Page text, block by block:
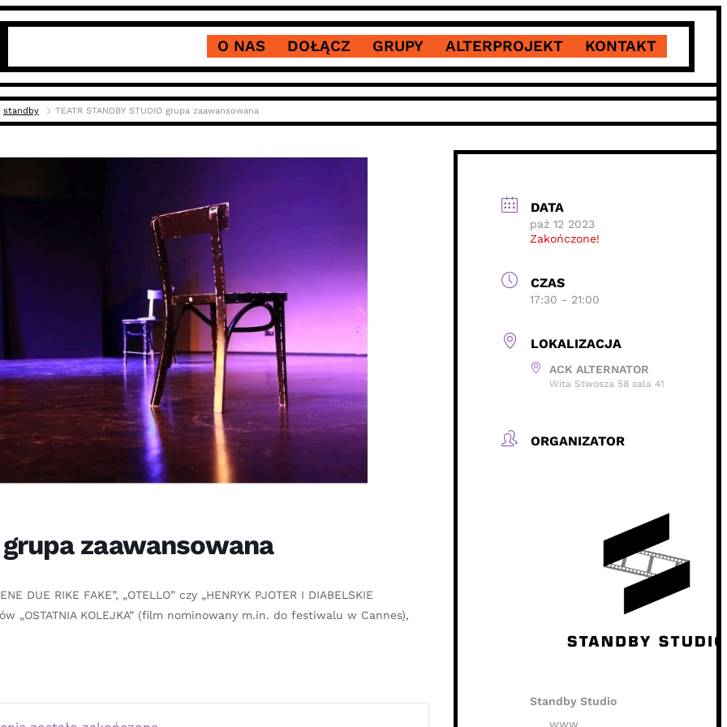
O NAS DOŁĄCZ GRUPY ALTERPROJEKT KONTAKT
standby TEATR STANDBY STUDIO grupa zaawansowana
grupa zaawansowana
DUE RIKE FAKE”, „OTELLO” czy „HENRYK PJOTER I DIABELSKIE
„OSTATNIA KOLEJKA” (film nominowany m.in. do festiwalu w Cannes),
DATA
paź 12 2023
Zakończone!
CZAS
17:30 - 21:00
LOKALIZACJA
ACK ALTERNATOR
Wita Stwosza 58 sala 41
ORGANIZATOR
Standby Studio
www